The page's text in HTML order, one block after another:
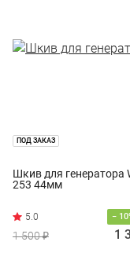
ПОД ЗАКАЗ
Шкив для генератора
253 44мм
−
1 500 ₽ 1